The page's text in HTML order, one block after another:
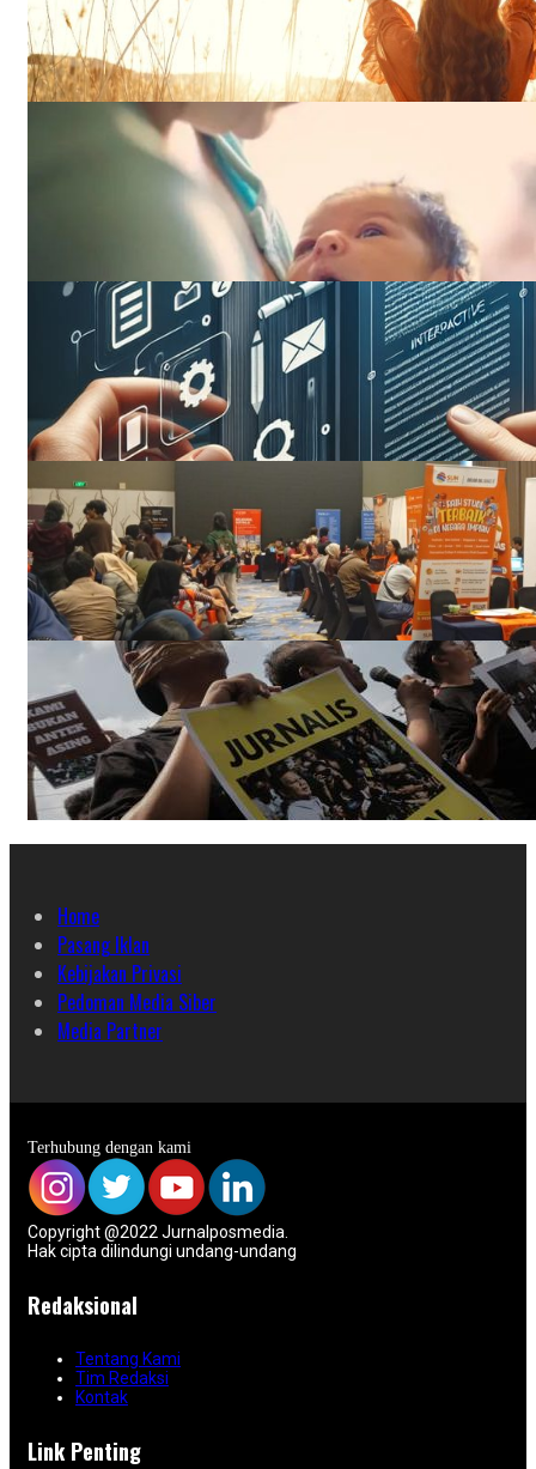
Home
Pasang Iklan
Kebijakan Privasi
Pedoman Media Siber
Media Partner
Terhubung dengan kami
Copyright @2022 Jurnalposmedia.
Hak cipta dilindungi undang-undang
Redaksional
Tentang Kami
Tim Redaksi
Kontak
Link Penting